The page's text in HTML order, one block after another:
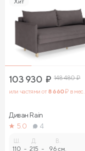
103 930 ₽ 148 480₽
или частями от 8 660₽ в мес.
Диван Rain
5.0
4
Ш.
110 -
Д.
215 -
В.
96 см.